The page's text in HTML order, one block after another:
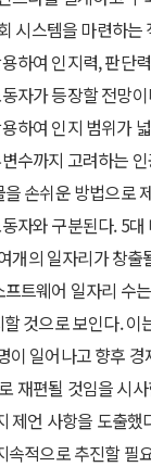
시스템을 마련하는
하여 인지력, 판단
자가 등장할 전망
하여 인지 범위가
수까지 고려하는
손쉬운 방법으로
자와 구분된다. 5
개의 일자리가 창출
트웨어 일자리 수
것으로 보인다. 이
이 일어나고 향후 경
재편될 것임을 시
제언 사항을 도출했
속적으로 추진할 필